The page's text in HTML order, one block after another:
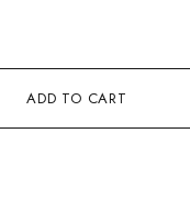
ADD TO CART